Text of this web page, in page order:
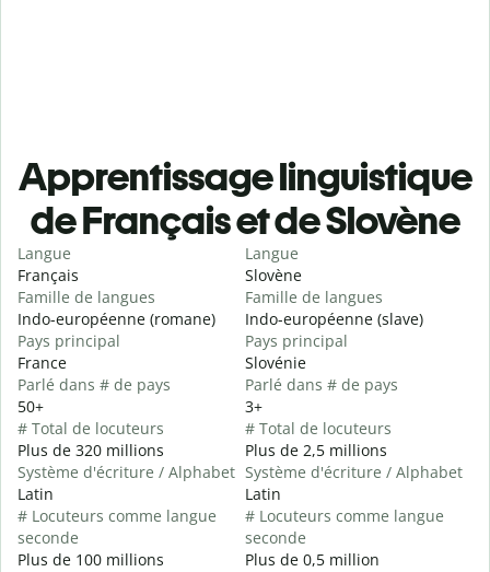
Apprentissage linguistique
de Français et de Slovène
Langue
Français
Famille de langues
Indo-européenne (romane)
Pays principal
France
Parlé dans # de pays
50+
# Total de locuteurs
Plus de 320 millions
Système d'écriture / Alphabet
Latin
# Locuteurs comme langue
seconde
Plus de 100 millions
Langue
Slovène
Famille de langues
Indo-européenne (slave)
Pays principal
Slovénie
Parlé dans # de pays
3+
# Total de locuteurs
Plus de 2,5 millions
Système d'écriture / Alphabet
Latin
# Locuteurs comme langue
seconde
Plus de 0,5 million